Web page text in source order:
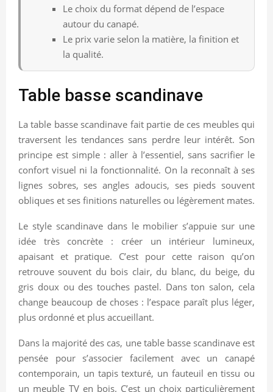
Le choix du format dépend de l’espace
autour du canapé.
Le prix varie selon la matière, la finition et
la qualité.
Table basse scandinave
La table basse scandinave fait partie de ces meubles qui
traversent les tendances sans perdre leur intérêt. Son
principe est simple : aller à l’essentiel, sans sacrifier le
confort visuel ni la fonctionnalité. On la reconnaît à ses
lignes sobres, ses angles adoucis, ses pieds souvent
obliques et ses finitions naturelles ou légèrement mates.
Le style scandinave dans le mobilier s’appuie sur une
idée très concrète : créer un intérieur lumineux,
apaisant et pratique. C’est pour cette raison qu’on
retrouve souvent du bois clair, du blanc, du beige, du
gris doux ou des touches pastel. Dans ton salon, cela
change beaucoup de choses : l’espace paraît plus léger,
plus ordonné et plus accueillant.
Dans la majorité des cas, une table basse scandinave est
pensée pour s’associer facilement avec un canapé
contemporain, un tapis texturé, un fauteuil en tissu ou
un meuble TV en bois. C’est un choix particulièrement